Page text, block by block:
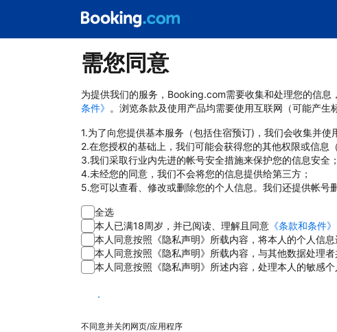
需您同意
为提供我们的服务，Booking.com需要收集和处理您的信
条件》 。浏览条款及使用产品均需要使用互联网（可能产
1.为了向您提供基本服务（包括住宿预订)，我们会收集并使
2.在您授权的基础上，我们可能会获得您的其他权限或信息
3.我们采取行业内先进的帐号安全措施来保护您的信息安全；
4.未经您的同意，我们不会将您的信息提供给第三方；
5.您可以查看、修改或删除您的个人信息。我们还提供帐号
全选
本人已满18周岁，并已阅读、理解且同意 《条款和条件》
本人同意按照《隐私声明》所载内容，将本人的个人信息
本人同意按照《隐私声明》所载内容，与其他数据处理者
本人同意按照《隐私声明》所述内容，处理本人的敏感个
同意
不同意并关闭网页/应用程序